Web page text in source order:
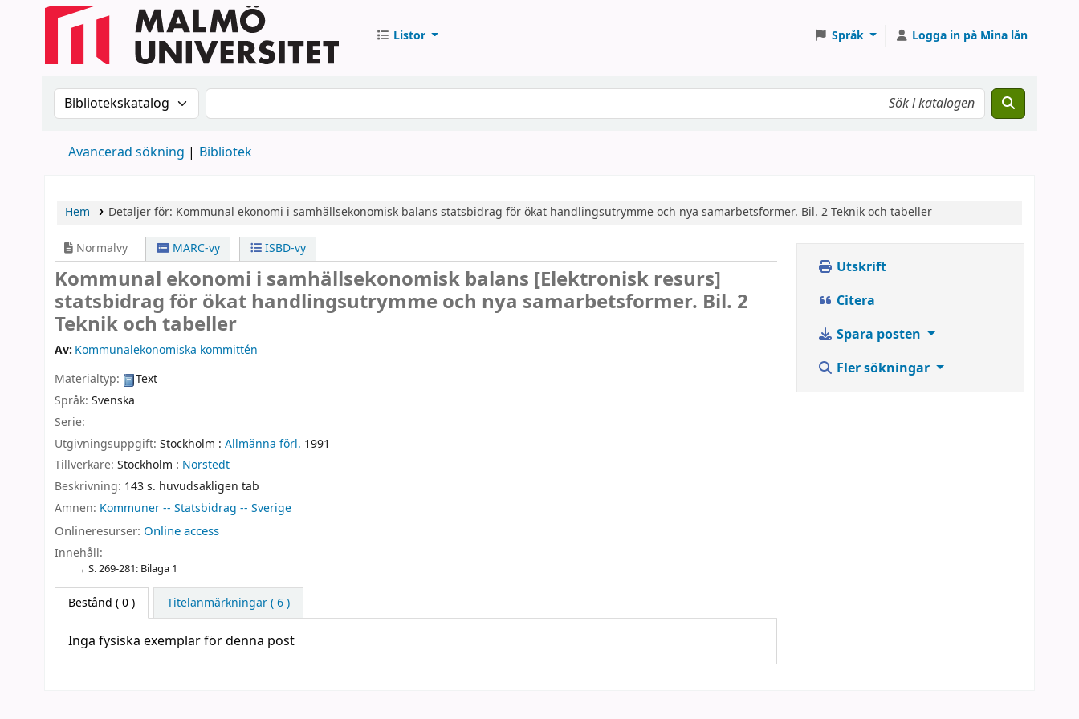
Listor Språk Logga in på Mina lån
Sök i katalogen efter:Sök i katalogen
Avancerad sökning Bibliotek
Hem Detaljer för: Kommunal ekonomi i samhällsekonomisk balans statsbidrag för ökat handlingsutrymme och nya samarbetsformer. Bil. 2Teknik och tabeller
Normalvy MARC-vy ISBD-vy
Kommunal ekonomi i samhällsekonomisk balans [Elektronisk resurs]
statsbidrag för ökat handlingsutrymme och nya samarbetsformer. Bil. 2
Teknik och tabeller
Av: Kommunalekonomiska kommittén
Materialtyp:
Text
Språk: Svenska
Serie:
Utgivningsuppgift: Stockholm : Allmänna förl. 1991
Tillverkare: Stockholm : Norstedt
Beskrivning: 143 s. huvudsakligen tab
Ämnen: Kommuner -- Statsbidrag -- Sverige
Onlineresurser: Online access
Innehåll:
S. 269-281: Bilaga 1
Bestånd ( 0 ) Titelanmärkningar ( 6 )
Inga fysiska exemplar för denna post
Utskrift
Citera
Spara posten
Fler sökningar